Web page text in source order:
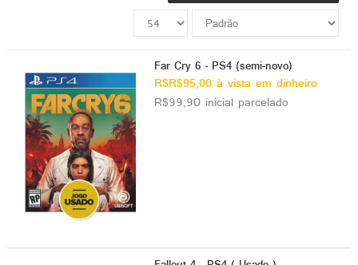
Far Cry 6 - PS4 (semi-novo)
R$R$95,00 à vista em dinheiro
R$99,90 inicial parcelado